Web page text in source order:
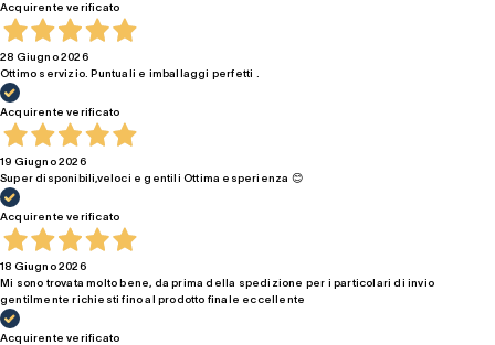
Acquirente verificato
28 Giugno 2026
Ottimo servizio. Puntuali e imballaggi perfetti .
Acquirente verificato
19 Giugno 2026
Super disponibili,veloci e gentili Ottima esperienza 😊
Acquirente verificato
18 Giugno 2026
Mi sono trovata molto bene, da prima della spedizione per i particolari di invio
gentilmente richiesti fino al prodotto finale eccellente
Acquirente verificato